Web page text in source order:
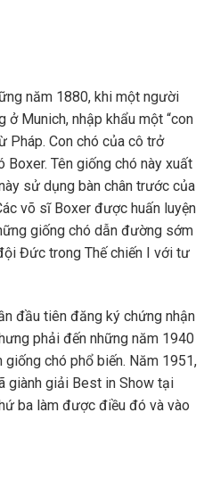
năm 1880, khi một người
ở Munich, nhập khẩu một “con
Pháp. Con chó của cô trở
Boxer. Tên giống chó này xuất
sử dụng bàn chân trước của
võ sĩ Boxer được huấn luyện
giống chó dẫn đường sớm
Đức trong Thế chiến I với tư
đầu tiên đăng ký chứng nhận
phải đến những năm 1940
chó phổ biến. Năm 1951,
giành giải Best in Show tại
ba làm được điều đó và vào